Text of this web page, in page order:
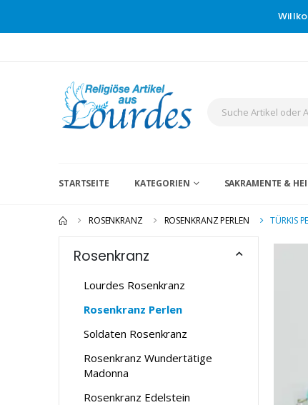
STARTSEITE KATEGORIEN SAKRAMENTE &
ROSENKRANZ ROSENKRANZ PERLEN TÜRKIS
Rosenkranz
Lourdes Rosenkranz
Rosenkranz Perlen
Soldaten Rosenkranz
Rosenkranz Wundertätige
Madonna
Rosenkranz Edelstein